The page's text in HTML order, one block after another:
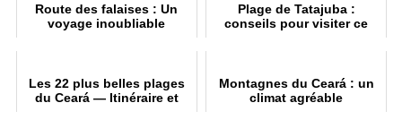
Route des falaises : Un
voyage inoubliable
Plage de Tatajuba :
conseils pour visiter ce
Les 22 plus belles plages
du Ceará — Itinéraire et
Montagnes du Ceará : un
climat agréable